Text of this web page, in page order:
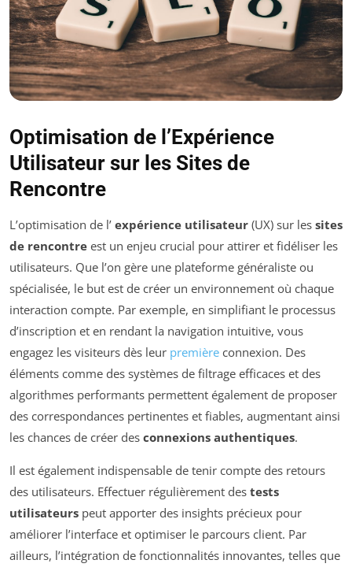
Optimisation de l’Expérience
Utilisateur sur les Sites de
Rencontre
L’optimisation de l’ expérience utilisateur (UX) sur les sites
de rencontre est un enjeu crucial pour attirer et fidéliser les
utilisateurs. Que l’on gère une plateforme généraliste ou
spécialisée, le but est de créer un environnement où chaque
interaction compte. Par exemple, en simplifiant le processus
d’inscription et en rendant la navigation intuitive, vous
engagez les visiteurs dès leur première connexion. Des
éléments comme des systèmes de filtrage efficaces et des
algorithmes performants permettent également de proposer
des correspondances pertinentes et fiables, augmentant ainsi
les chances de créer des connexions authentiques.
Il est également indispensable de tenir compte des retours
des utilisateurs. Effectuer régulièrement des tests
utilisateurs peut apporter des insights précieux pour
améliorer l’interface et optimiser le parcours client. Par
ailleurs, l’intégration de fonctionnalités innovantes, telles que